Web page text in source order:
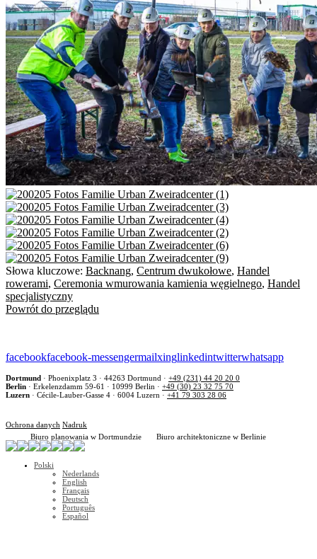
Słowa kluczowe: Backnang, Centrum dwukołowe, Handel
rowerami, Ceremonia wmurowania kamienia węgielnego, Handel
specjalistyczny
Powrót do przeglądu
facebookfacebook-messengermailxinglinkedintwitterwhatsapp
Dortmund · Phoenixplatz 3 · 44263 Dortmund · +49 (231) 44 20 20 0
Berlin · Erkelenzdamm 59-61 · 10999 Berlin · +49 (30) 23 32 75 70
Luzern · Cécile-Lauber-Gasse 4 · 6004 Luzern · +41 79 303 28 06
Ochrona danych Nadruk
Biuro planowania w Dortmundzie
Biuro architektoniczne w Berlinie
Polski
Nederlands
English
Français
Deutsch
Português
Español